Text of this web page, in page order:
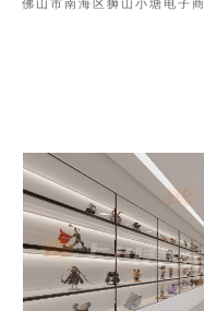
佛山市南海区狮山小塘电子